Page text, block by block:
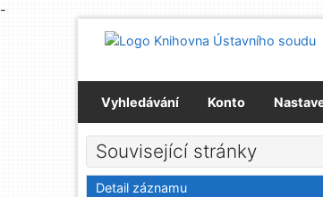
-
Přejít na menu
Vyhledávání Konto
Související stránky
Detail záznamu